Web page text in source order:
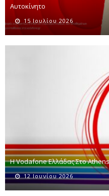
Αυτοκίνητο
15 Ιουλίου 2026
Η Vodafone Ελλάδας Στο
12 Ιουνίου 2026